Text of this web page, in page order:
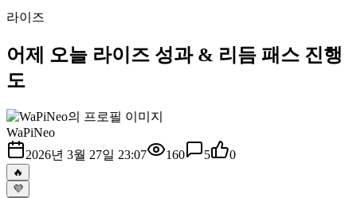
라이즈
어제 오늘 라이즈 성과 & 리듬 패스 진행
도
WaPiNeo
2026년 3월 27일 23:07
160 5 0
🔥
💜